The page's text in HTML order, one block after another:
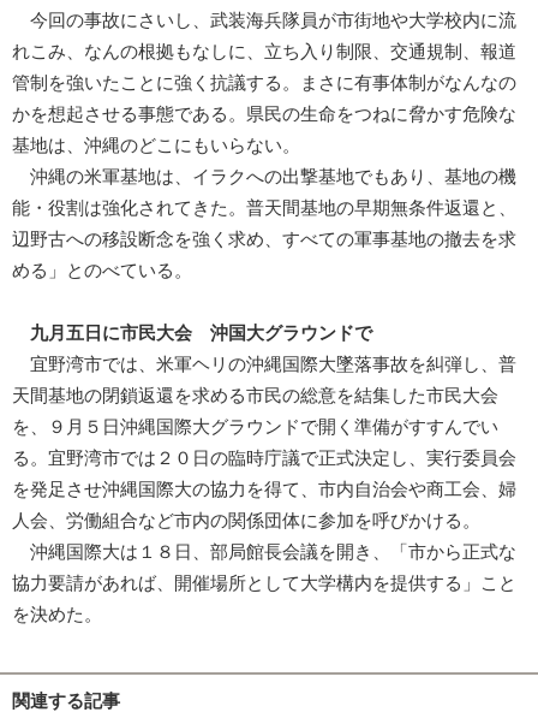
今回の事故にさいし、武装海兵隊員が市街地や大学校内に流
れこみ、なんの根拠もなしに、立ち入り制限、交通規制、報道
管制を強いたことに強く抗議する。まさに有事体制がなんなの
かを想起させる事態である。県民の生命をつねに脅かす危険な
基地は、沖縄のどこにもいらない。
沖縄の米軍基地は、イラクへの出撃基地でもあり、基地の機
能・役割は強化されてきた。普天間基地の早期無条件返還と、
辺野古への移設断念を強く求め、すべての軍事基地の撤去を求
める」とのべている。
九月五日に市民大会 沖国大グラウンドで
宜野湾市では、米軍ヘリの沖縄国際大墜落事故を糾弾し、普
天間基地の閉鎖返還を求める市民の総意を結集した市民大会
を、９月５日沖縄国際大グラウンドで開く準備がすすんでい
る。宜野湾市では２０日の臨時庁議で正式決定し、実行委員会
を発足させ沖縄国際大の協力を得て、市内自治会や商工会、婦
人会、労働組合など市内の関係団体に参加を呼びかける。
沖縄国際大は１８日、部局館長会議を開き、「市から正式な
協力要請があれば、開催場所として大学構内を提供する」こと
を決めた。
関連する記事